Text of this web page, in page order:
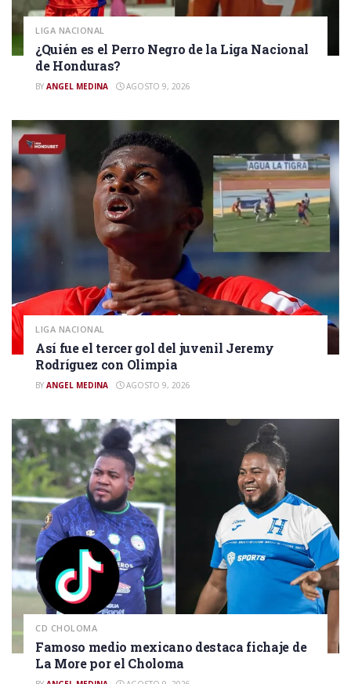
LIGA NACIONAL
¿Quién es el Perro Negro de la Liga Nacional
de Honduras?
BY ANGEL MEDINA AGOSTO 9, 2026
LIGA NACIONAL
Así fue el tercer gol del juvenil Jeremy
Rodríguez con Olimpia
BY ANGEL MEDINA AGOSTO 9, 2026
CD CHOLOMA
Famoso medio mexicano destaca fichaje de
La More por el Choloma